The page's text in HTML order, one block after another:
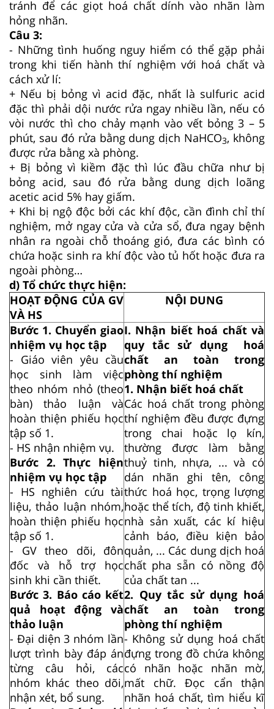
tránh để các giọt hoá chất dính vào nhãn làm
hỏng nhãn.
Câu 3:
- Những tình huống nguy hiểm có thể gặp phải
trong khi tiến hành thí nghiệm với hoá chất và
cách xử lí:
+ Nếu bị bỏng vì acid đặc, nhất là sulfuric acid
đặc thì phải dội nước rửa ngay nhiều lần, nếu có
vòi nước thì cho chảy mạnh vào vết bỏng 3 – 5
phút, sau đó rửa bằng dung dịch NaHCO3, không
được rửa bằng xà phòng.
+ Bị bỏng vì kiềm đặc thì lúc đầu chữa như bị
bỏng acid, sau đó rửa bằng dung dịch loãng
acetic acid 5% hay giấm.
+ Khi bị ngộ độc bởi các khí độc, cần đình chỉ thí
nghiệm, mở ngay cửa và cửa sổ, đưa ngay bệnh
nhân ra ngoài chỗ thoáng gió, đưa các bình có
chứa hoặc sinh ra khí độc vào tủ hốt hoặc đưa ra
ngoài phòng…
d) Tổ chức thực hiện:
HOẠT ĐỘNG CỦA GV
VÀ HS
NỘI DUNG
Bước 1. Chuyển giao
nhiệm vụ học tập
- Giáo viên yêu cầu
học sinh làm việc
theo nhóm nhỏ (theo
bàn) thảo luận và
hoàn thiện phiếu học
tập số 1.
- HS nhận nhiệm vụ.
Bước 2. Thực hiện
nhiệm vụ học tập
- HS nghiên cứu tài
liệu, thảo luận nhóm,
hoàn thiện phiếu học
tập số 1.
- GV theo dõi, đôn
đốc và hỗ trợ học
sinh khi cần thiết.
Bước 3. Báo cáo kết
quả hoạt động và
thảo luận
- Đại diện 3 nhóm lần
lượt trình bày đáp án
từng câu hỏi, các
nhóm khác theo dõi,
nhận xét, bổ sung.
I. Nhận biết hoá chất và
quy tắc sử dụng hoá
chất an toàn trong
phòng thí nghiệm
1. Nhận biết hoá chất
Các hoá chất trong phòng
thí nghiệm đều được đựng
trong chai hoặc lọ kín,
thường được làm bằng
thuỷ tinh, nhựa, ... và có
dán nhãn ghi tên, công
thức hoá học, trọng lượng
hoặc thể tích, độ tinh khiết,
nhà sản xuất, các kí hiệu
cảnh báo, điều kiện bảo
quản, ... Các dung dịch hoá
chất pha sẵn có nồng độ
của chất tan ...
2. Quy tắc sử dụng hoá
chất an toàn trong
phòng thí nghiệm
- Không sử dụng hoá chất
đựng trong đồ chứa không
có nhãn hoặc nhãn mờ,
mất chữ. Đọc cẩn thận
nhãn hoá chất, tìm hiểu kĩ